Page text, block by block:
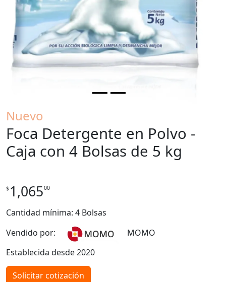
Nuevo
Foca Detergente en Polvo -
Caja con 4 Bolsas de 5 kg
$ 1,06500
Cantidad mínima: 4 Bolsas
Vendido por:
MOMO
Establecida desde 2020
Solicitar cotización